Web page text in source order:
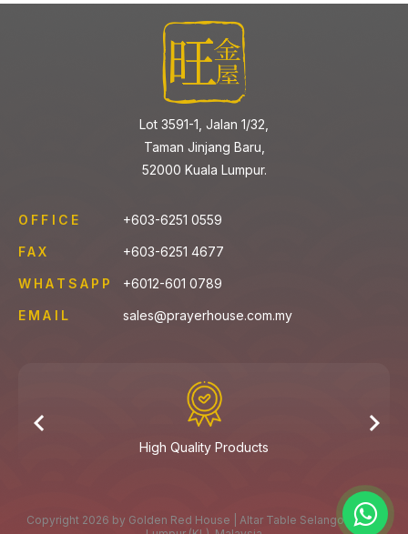
Lot 3591-1, Jalan 1/32,
Taman Jinjang Baru,
52000 Kuala Lumpur.
OFFICE +603-6251 0559
FAX +603-6251 4677
WHATSAPP +6012-601 0789
EMAIL sales@prayerhouse.com.my
High Quality Products
Copyright 2026 by Golden Red House | Altar Table Selangor, Kuala